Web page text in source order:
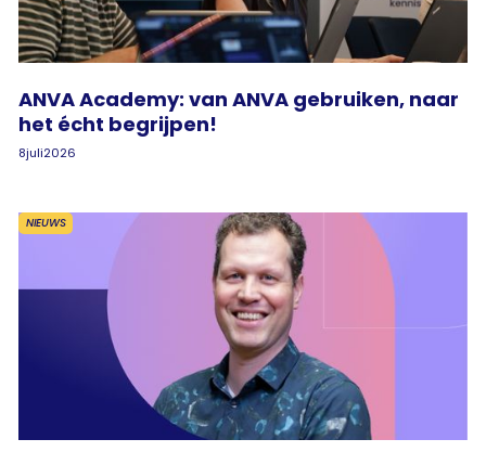
ANVA Academy: van ANVA gebruiken, naar
het écht begrijpen!
8juli2026
NIEUWS